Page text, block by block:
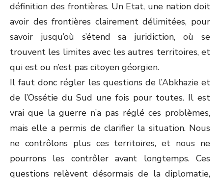
définition des frontières. Un Etat, une nation doit
avoir des frontières clairement délimitées, pour
savoir jusqu’où s’étend sa juridiction, où se
trouvent les limites avec les autres territoires, et
qui est ou n’est pas citoyen géorgien.
Il faut donc régler les questions de l’Abkhazie et
de l’Ossétie du Sud une fois pour toutes. Il est
vrai que la guerre n’a pas réglé ces problèmes,
mais elle a permis de clarifier la situation. Nous
ne contrôlons plus ces territoires, et nous ne
pourrons les contrôler avant longtemps. Ces
questions relèvent désormais de la diplomatie,